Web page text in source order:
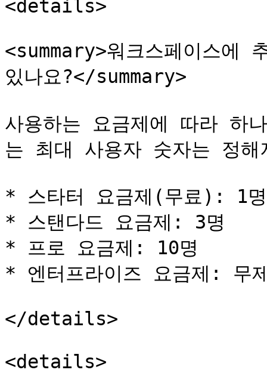
<details>
<summary>워크스페이스에
있나요?</summary>
사용하는 요금제에 따라 하
는 최대 사용자 숫자는 정
* 스타터 요금제(무료): 1명
* 스탠다드 요금제: 3명
* 프로 요금제: 10명
* 엔터프라이즈 요금제: 무
</details>
<details>